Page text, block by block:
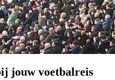
jouw voetbalreis